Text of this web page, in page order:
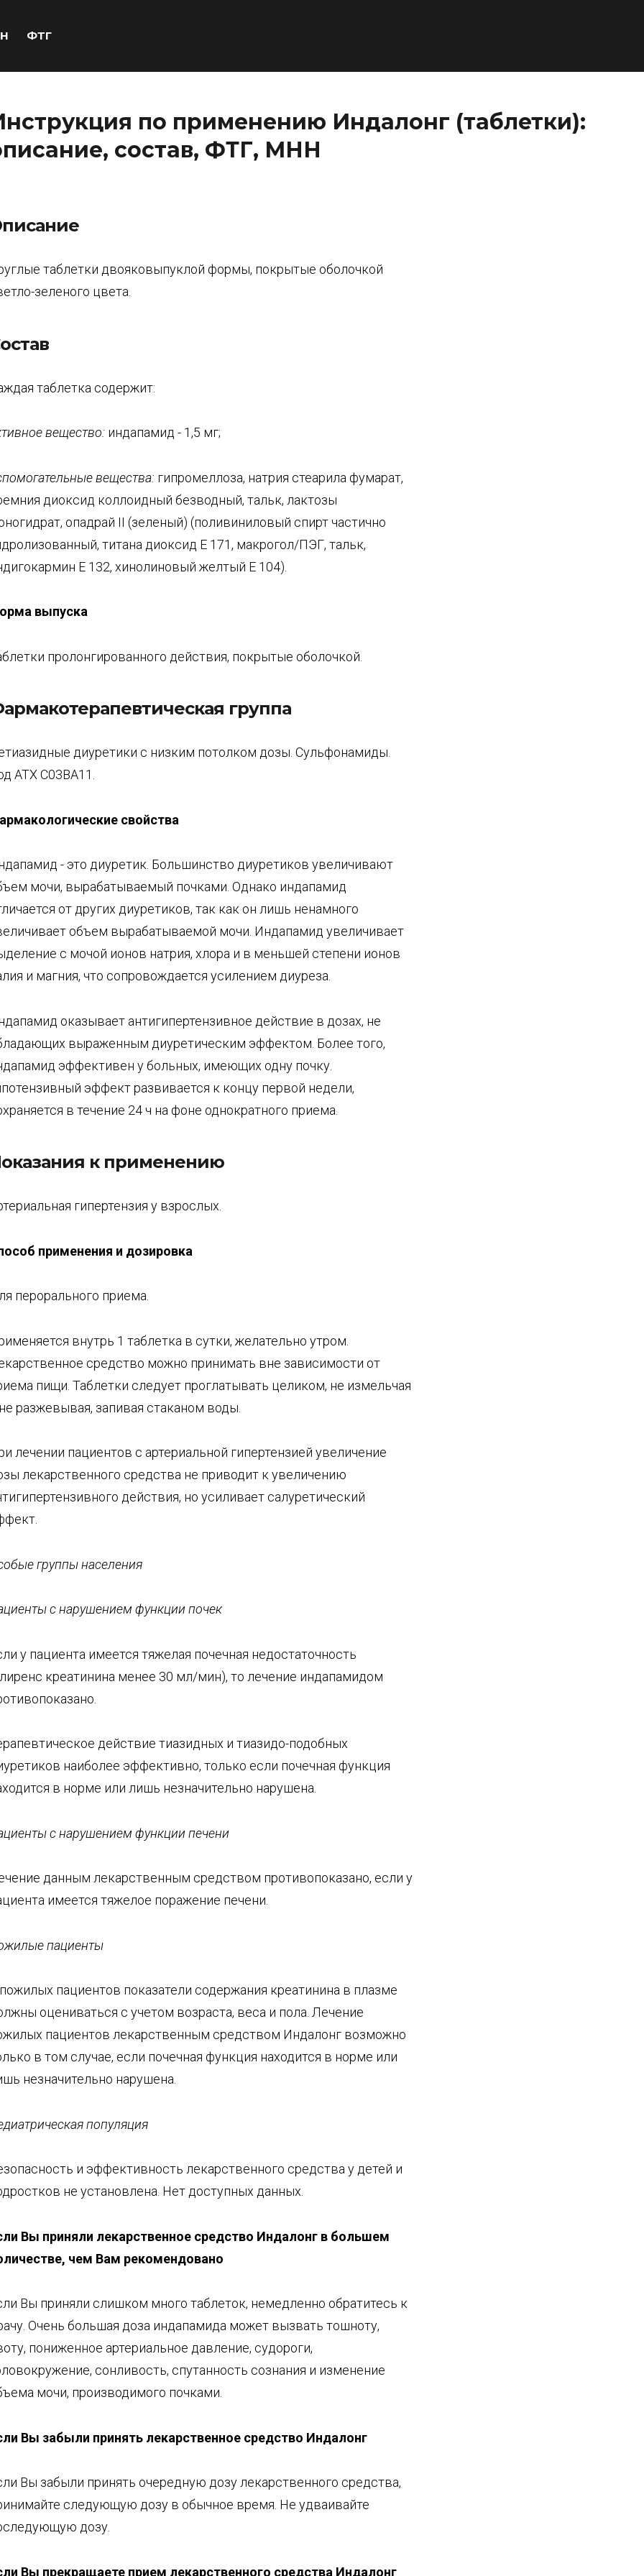
ФТГ
по применению Индалонг (таблетки):
состав, ФТГ, МНН
таблетки двояковыпуклой формы, покрытые оболочкой
зеленого цвета.
таблетка содержит:
вещество: индапамид - 1,5 мг;
вещества: гипромеллоза, натрия стеарила фумарат,
диоксид коллоидный безводный, тальк, лактозы
опадрай II (зеленый) (поливиниловый спирт частично
титана диоксид Е 171, макрогол/ПЭГ, тальк,
Е 132, хинолиновый желтый Е 104).
выпуска
пролонгированного действия, покрытые оболочкой.
группа
диуретики с низким потолком дозы. Сульфонамиды.
АТХ С03ВА11.
свойства
- это диуретик. Большинство диуретиков увеличивают
мочи, вырабатываемый почками. Однако индапамид
от других диуретиков, так как он лишь ненамного
объем вырабатываемой мочи. Индапамид увеличивает
с мочой ионов натрия, хлора и в меньшей степени ионов
и магния, что сопровождается усилением диуреза.
оказывает антигипертензивное действие в дозах, не
выраженным диуретическим эффектом. Более того,
эффективен у больных, имеющих одну почку.
эффект развивается к концу первой недели,
в течение 24 ч на фоне однократного приема.
к применению
гипертензия у взрослых.
применения и дозировка
перорального приема.
внутрь 1 таблетка в сутки, желательно утром.
средство можно принимать вне зависимости от
пищи. Таблетки следует проглатывать целиком, не измельчая
разжевывая, запивая стаканом воды.
лечении пациентов с артериальной гипертензией увеличение
лекарственного средства не приводит к увеличению
действия, но усиливает салуретический
группы населения
с нарушением функции почек
у пациента имеется тяжелая почечная недостаточность
креатинина менее 30 мл/мин), то лечение индапамидом
действие тиазидных и тиазидо-подобных
наиболее эффективно, только если почечная функция
в норме или лишь незначительно нарушена.
с нарушением функции печени
данным лекарственным средством противопоказано, если у
имеется тяжелое поражение печени.
пациенты
пациентов показатели содержания креатинина в плазме
оцениваться с учетом возраста, веса и пола. Лечение
пациентов лекарственным средством Индалонг возможно
в том случае, если почечная функция находится в норме или
незначительно нарушена.
популяция
и эффективность лекарственного средства у детей и
не установлена. Нет доступных данных.
Вы приняли лекарственное средство Индалонг в большем
личестве, чем Вам рекомендовано
Вы приняли слишком много таблеток, немедленно обратитесь к
Очень большая доза индапамида может вызвать тошноту,
пониженное артериальное давление, судороги,
сонливость, спутанность сознания и изменение
мочи, производимого почками.
Вы забыли принять лекарственное средство Индалонг
Вы забыли принять очередную дозу лекарственного средства,
следующую дозу в обычное время. Не удваивайте
дозу.
Вы прекращаете прием лекарственного средства Индалонг